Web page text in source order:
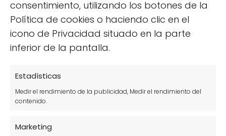
consentimiento, utilizando los botones de la
Política de cookies o haciendo clic en el
icono de Privacidad situado en la parte
inferior de la pantalla.
Estadísticas
Medir el rendimiento de la publicidad, Medir el rendimiento del
contenido.
Marketing
Entre las actividades más destacadas se
encuentran: